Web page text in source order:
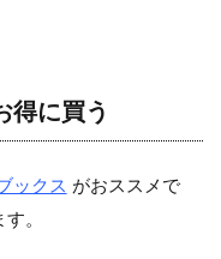
得に買う
ックス がおススメで
。